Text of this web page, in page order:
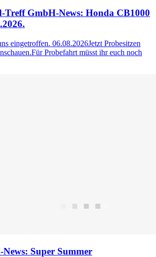
Treff GmbH-News: Honda CB1000
eingetroffen. 06.08.2026Jetzt Probesitzen
Probefahrt müsst ihr euch noch
Super Summer